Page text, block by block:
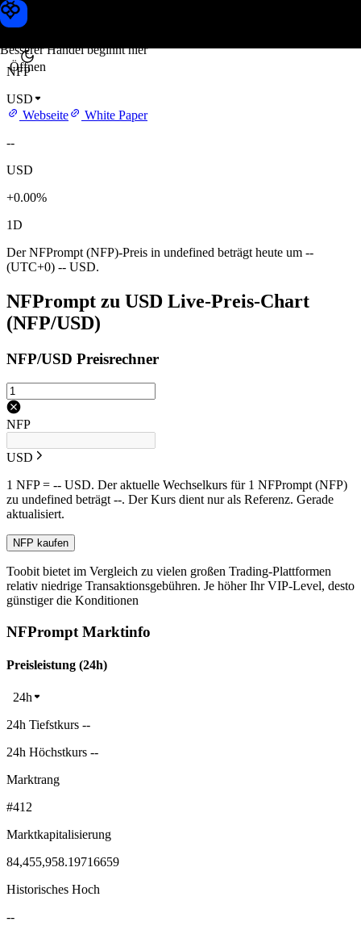
Besserer Handel beginnt hier
Öffnen
NFPrompt Kurs
NFP
USD
Webseite
White Paper
--
USD
+0.00%
1D
Der NFPrompt (NFP)-Preis in undefined beträgt heute um --
(UTC+0) -- USD.
NFPrompt zu USD Live-Preis-Chart
(NFP/USD)
NFP/USD Preisrechner
NFP
USD
1 NFP = -- USD. Der aktuelle Wechselkurs für 1 NFPrompt (NFP)
zu undefined beträgt --. Der Kurs dient nur als Referenz. Gerade
aktualisiert.
NFP kaufen
Toobit bietet im Vergleich zu vielen großen Trading-Plattformen
relativ niedrige Transaktionsgebühren. Je höher Ihr VIP-Level, desto
günstiger die Konditionen
NFPrompt Marktinfo
Preisleistung (24h)
24h
24h Tiefstkurs --
24h Höchstkurs --
Marktrang
#412
Marktkapitalisierung
84,455,958.19716659
Historisches Hoch
--